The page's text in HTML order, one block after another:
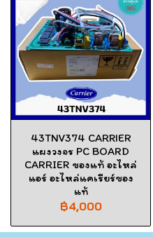
43TNV374 CARRIER
แผงวงจร PC BOARD
CARRIER ของแท้ อะไหล่
แอร์ อะไหล่แคเรียร์ของ
แท้
฿4,000